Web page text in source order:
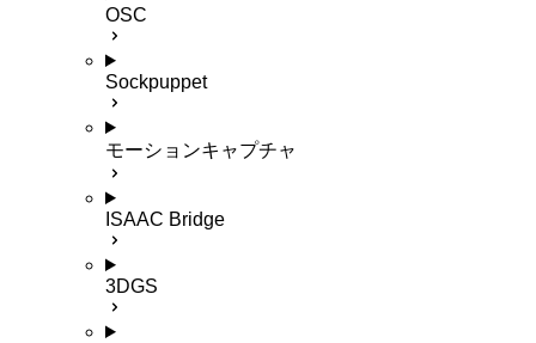
OSC
Sockpuppet
モーションキャプチャ
ISAAC Bridge
3DGS